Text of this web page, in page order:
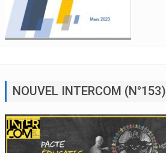
NOUVEL INTERCOM (N°153)